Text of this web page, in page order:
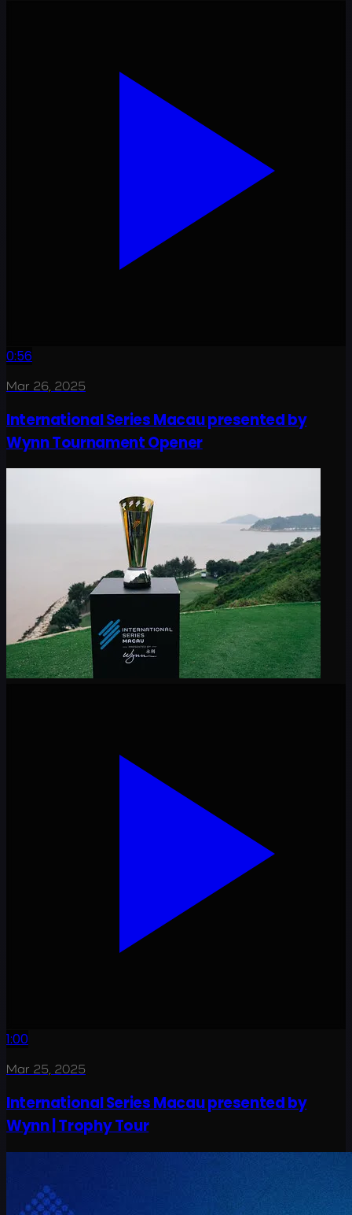
0:56
Mar 26, 2025
International Series Macau presented by
Wynn Tournament Opener
1:00
Mar 25, 2025
International Series Macau presented by
Wynn | Trophy Tour